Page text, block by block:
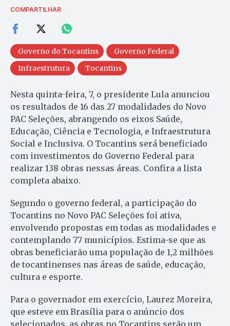
COMPARTILHAR
Governo do Tocantins
Governo Federal
Infraestrutura
Tocantins
Nesta quinta-feira, 7, o presidente Lula anunciou
os resultados de 16 das 27 modalidades do Novo
PAC Seleções, abrangendo os eixos Saúde,
Educação, Ciência e Tecnologia, e Infraestrutura
Social e Inclusiva. O Tocantins será beneficiado
com investimentos do Governo Federal para
realizar 138 obras nessas áreas. Confira a lista
completa abaixo.
Segundo o governo federal, a participação do
Tocantins no Novo PAC Seleções foi ativa,
envolvendo propostas em todas as modalidades e
contemplando 77 municípios. Estima-se que as
obras beneficiarão uma população de 1,2 milhões
de tocantinenses nas áreas de saúde, educação,
cultura e esporte.
Para o governador em exercício, Laurez Moreira,
que esteve em Brasília para o anúncio dos
selecionados, as obras no Tocantins serão um